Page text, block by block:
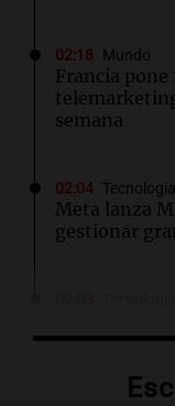
02:18 Mundo
Francia pone
semana
02:04 Tecnología
Meta lanza
gestionar
como CFO